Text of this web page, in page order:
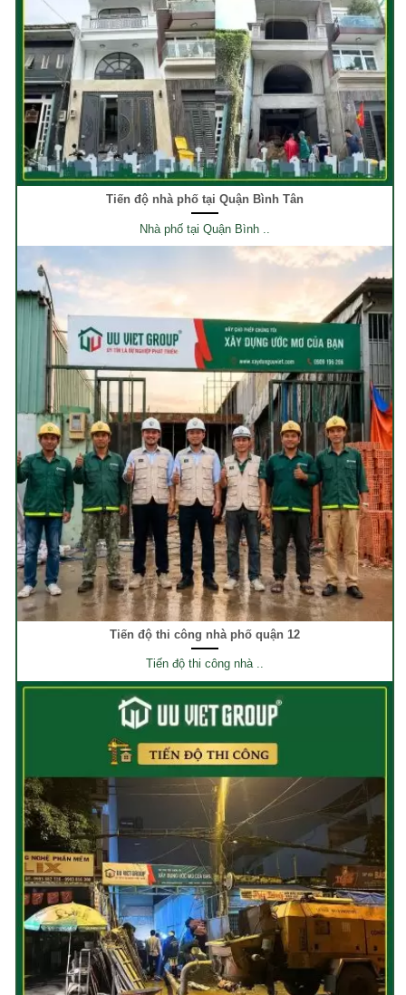
Tiến độ nhà phố tại Quận Bình Tân
Nhà phố tại Quận Bình ..
Tiến độ thi công nhà phố quận 12
Tiến độ thi công nhà ..